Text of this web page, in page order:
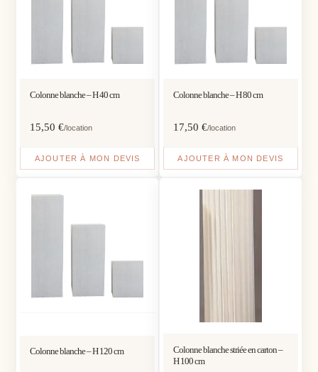
Colonne blanche – H 40 cm
15,50€/location
AJOUTER À MON DEVIS
Colonne blanche – H 80 cm
17,50 €/location
AJOUTER À MON DEVIS
Colonne blanche – H 120 cm
Colonne blanche striée en carton –
H 100 cm